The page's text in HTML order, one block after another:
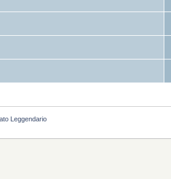
Leggendario